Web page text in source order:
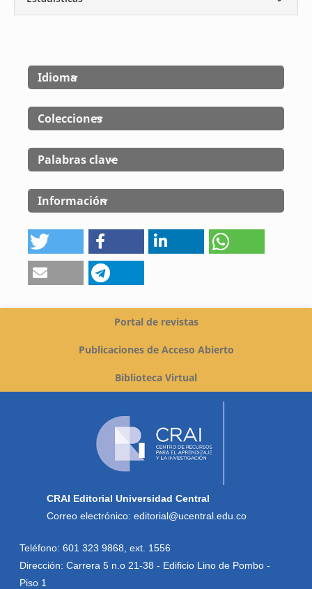
Idioma
Colecciones
Palabras clave
Información
Portal de revistas
Publicaciones de Acceso Abierto
Biblioteca Virtual
CRAI Editorial Universidad Central
Correo electrónico: editorial@ucentral.edu.co
Teléfono: 601 323 9868, ext. 1556
Dirección: Carrera 5 n.o 21-38 - Edificio Lino de Pombo -
Piso 1